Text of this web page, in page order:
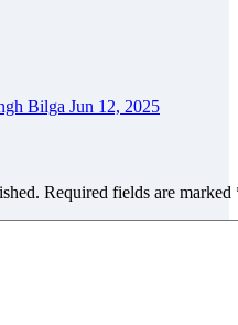
Bilga Jun 12, 2025
Required fields are marked